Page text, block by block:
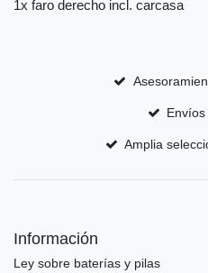
1x faro derecho incl. carcasa
Envíos
Amplia
Información
Ley sobre baterías y pilas